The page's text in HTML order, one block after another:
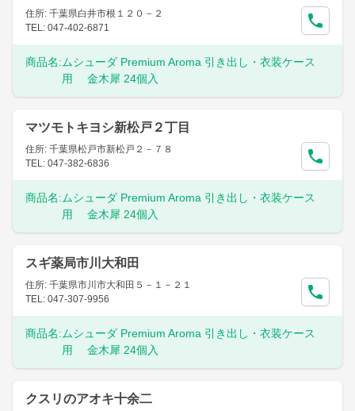
住所: 千葉県白井市根１２０－２
TEL: 047-402-6871
商品名: ムシューダ Premium Aroma 引き出し・衣装ケース
用 金木犀 24個入
マツモトキヨシ新松戸２丁目
住所: 千葉県松戸市新松戸２－７８
TEL: 047-382-6836
商品名: ムシューダ Premium Aroma 引き出し・衣装ケース
用 金木犀 24個入
スギ薬局市川大和田
住所: 千葉県市川市大和田５－１－２１
TEL: 047-307-9956
商品名: ムシューダ Premium Aroma 引き出し・衣装ケース
用 金木犀 24個入
クスリのアオキ十余二